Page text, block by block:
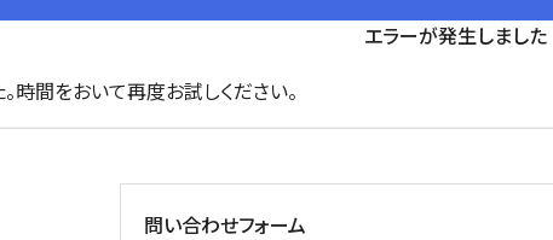
エラーが発生しました
時間をおいて再度お試しください。
問い合わせフォーム